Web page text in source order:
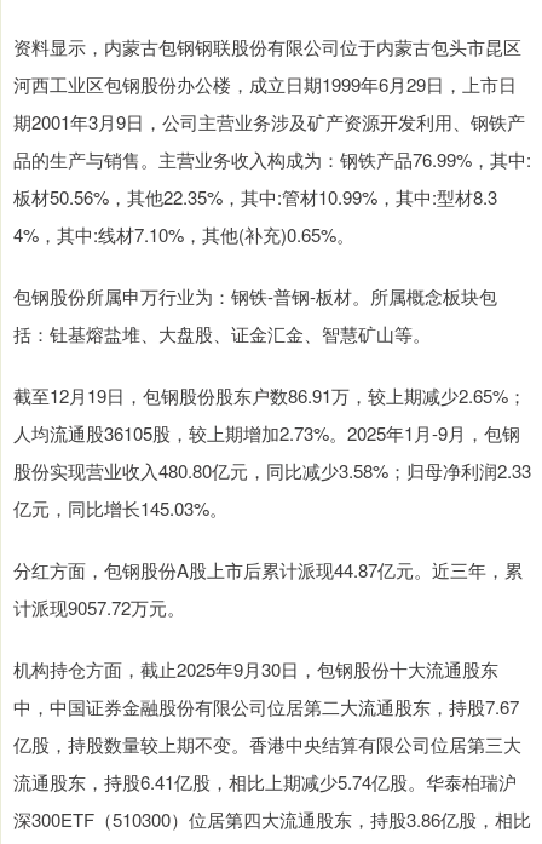
资料显示，内蒙古包钢钢联股份有限公司位于内蒙古包头市昆区
河西工业区包钢股份办公楼，成立日期1999年6月29日，上市日
期2001年3月9日，公司主营业务涉及矿产资源开发利用、钢铁产
品的生产与销售。主营业务收入构成为：钢铁产品76.99%，其中:
板材50.56%，其他22.35%，其中:管材10.99%，其中:型材8.3
4%，其中:线材7.10%，其他(补充)0.65%。
包钢股份所属申万行业为：钢铁-普钢-板材。所属概念板块包
括：钍基熔盐堆、大盘股、证金汇金、智慧矿山等。
截至12月19日，包钢股份股东户数86.91万，较上期减少2.65%；
人均流通股36105股，较上期增加2.73%。2025年1月-9月，包钢
股份实现营业收入480.80亿元，同比减少3.58%；归母净利润2.33
亿元，同比增长145.03%。
分红方面，包钢股份A股上市后累计派现44.87亿元。近三年，累
计派现9057.72万元。
机构持仓方面，截止2025年9月30日，包钢股份十大流通股东
中，中国证券金融股份有限公司位居第二大流通股东，持股7.67
亿股，持股数量较上期不变。香港中央结算有限公司位居第三大
流通股东，持股6.41亿股，相比上期减少5.74亿股。华泰柏瑞沪
深300ETF（510300）位居第四大流通股东，持股3.86亿股，相比